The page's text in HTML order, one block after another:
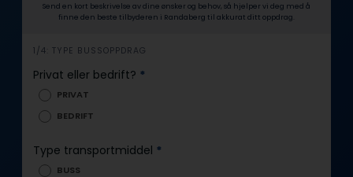
Send en kort beskrivelse av dine ønsker og behov, så hjelper vi deg med å
finne den beste tilbyderen i Randaberg til akkurat ditt oppdrag.
i
n
o
d
1/4: TYPE BUSSOPPDRAG
Privat eller bedrift? *
PRIVAT
BEDRIFT
Type transportmiddel *
BUSS